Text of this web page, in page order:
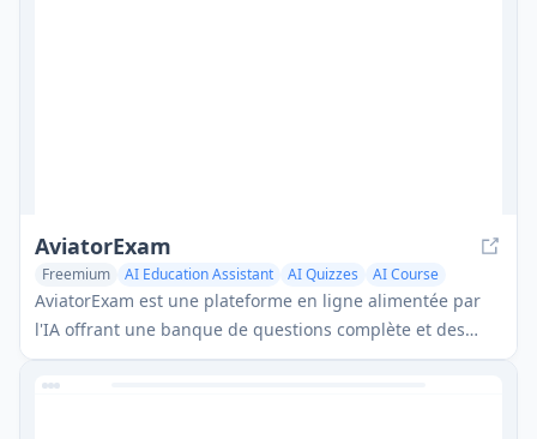
AviatorExam
Freemium AI Education Assistant AI Quizzes AI Course
AviatorExam est une plateforme en ligne alimentée par
l'IA offrant une banque de questions complète et des
outils d'étude pour aider les pilotes à se préparer aux
examens théoriques EASA ATPL et PPL.